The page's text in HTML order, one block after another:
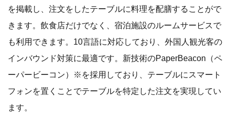
を掲載し、注文をしたテーブルに料理を配膳することがで
きます。飲食店だけでなく、宿泊施設のルームサービスで
も利用できます。10言語に対応しており、外国人観光客の
インバウンド対策に最適です。新技術のPaperBeacon（ペ
ーパービーコン）※を採用しており、テーブルにスマート
フォンを置くことでテーブルを特定した注文を実現してい
ます。